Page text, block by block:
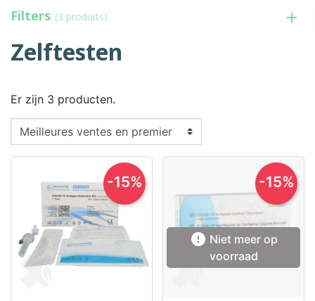
Filters (3 produits)
Zelftesten
Er zijn 3 producten.
-15%
 Niet meer op
voorraad
-15%